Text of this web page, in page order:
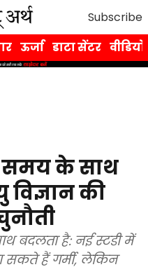
Subscribe
ऊर्जा डाटा सेंटर वीडियो
समय के साथ
की
बदलता है: नई स्टडी में
सकते हैं गर्मी, लेकिन